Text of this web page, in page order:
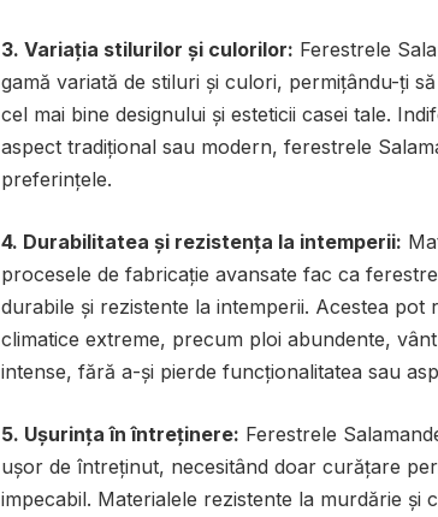
3. Variația stilurilor și culorilor: Ferestrele
gamă variată de stiluri și culori, permițându-ți
cel mai bine designului și esteticii casei tale.
aspect tradițional sau modern, ferestrele
preferințele.
4. Durabilitatea și rezistența la intemperii:
procesele de fabricație avansate fac ca
durabile și rezistente la intemperii. Acestea pot
climatice extreme, precum ploi abundente,
intense, fără a-și pierde funcționalitatea sau
5. Ușurința în întreținere: Ferestrele
ușor de întreținut, necesitând doar curățare
impecabil. Materialele rezistente la murdărie și